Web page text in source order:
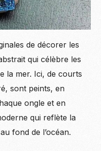
de décorer les
qui célèbre les
la mer. Ici, de courts
sont peints, en
ongle et en
qui reflète la
fond de l’océan.